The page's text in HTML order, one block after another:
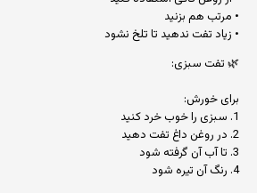
• مرتب هم بزنید
• زیاد تفت ندهید تا تلخ نشود
🌿 تفت سبزی:
برای خورش:
1. سبزی را خوب خرد کنید
2. در روغن داغ تفت دهید
3. تا آب آن گرفته شود
4. رنگ آن تیره شود